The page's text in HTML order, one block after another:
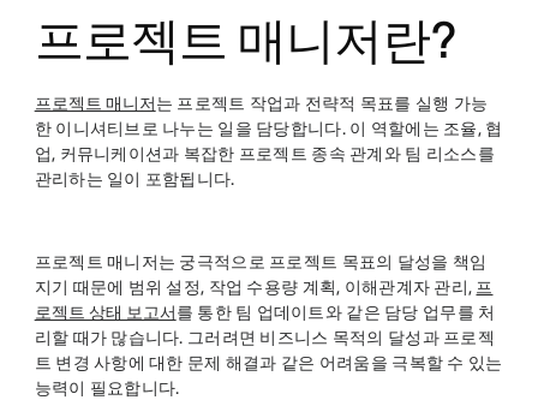
프로젝트 매니저란?
프로젝트 매니저는 프로젝트 작업과 전략적 목표를 실행 가능
한 이니셔티브로 나누는 일을 담당합니다. 이 역할에는 조율, 협
업, 커뮤니케이션과 복잡한 프로젝트 종속 관계와 팀 리소스를
관리하는 일이 포함됩니다.
프로젝트 매니저는 궁극적으로 프로젝트 목표의 달성을 책임
지기 때문에 범위 설정, 작업 수용량 계획, 이해관계자 관리, 프
로젝트 상태 보고서를 통한 팀 업데이트와 같은 담당 업무를 처
리할 때가 많습니다. 그러려면 비즈니스 목적의 달성과 프로젝
트 변경 사항에 대한 문제 해결과 같은 어려움을 극복할 수 있는
능력이 필요합니다.